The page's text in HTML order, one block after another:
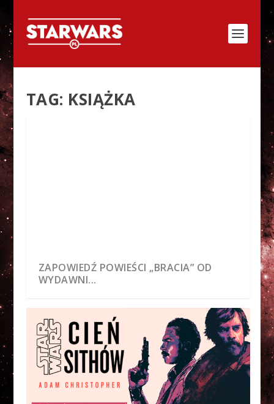
TAG: KSIĄŻKA
ZAPOWIEDŹ POWIEŚCI „BRACIA” OD
WYDAWNI...